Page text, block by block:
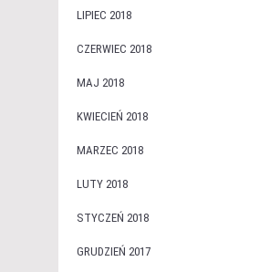
LIPIEC 2018
CZERWIEC 2018
MAJ 2018
KWIECIEŃ 2018
MARZEC 2018
LUTY 2018
STYCZEŃ 2018
GRUDZIEŃ 2017